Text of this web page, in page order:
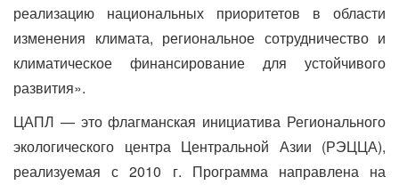
реализацию национальных приоритетов в области
изменения климата, региональное сотрудничество и
климатическое финансирование для устойчивого
развития».
ЦАПЛ — это флагманская инициатива Регионального
экологического центра Центральной Азии (РЭЦЦА),
реализуемая с 2010 г. Программа направлена на